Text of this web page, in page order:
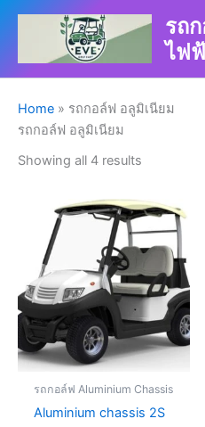
รถ
ไฟ
Home » รถกอล์ฟ อลูมิเนียม
รถกอล์ฟ อลูมิเนียม
Showing all 4 results
รถกอล์ฟ Aluminium Chassis
Aluminium chassis 2S